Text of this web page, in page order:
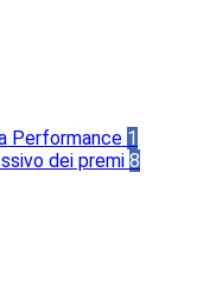
Performance 1
dei premi 8